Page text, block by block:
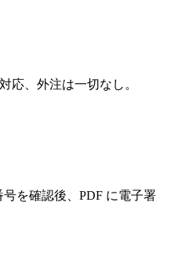
応、外注は一切なし。
を確認後、PDF に電子署